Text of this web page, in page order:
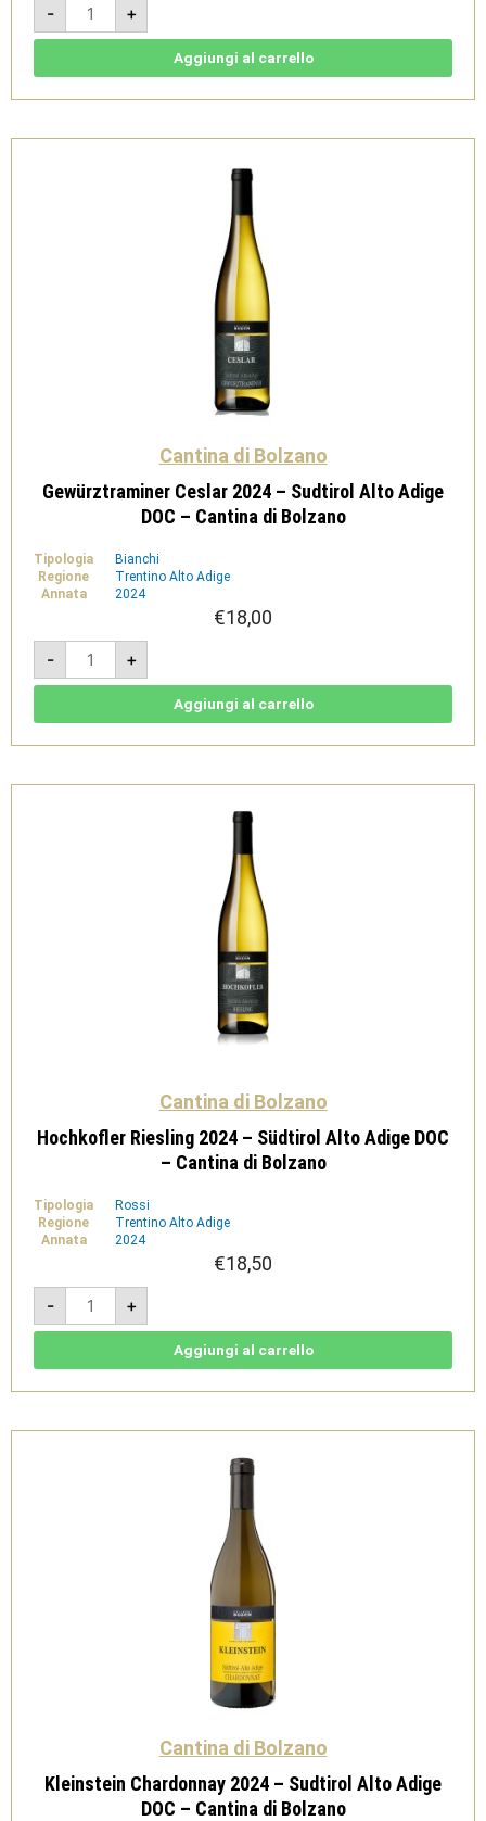
-
rosé
-
Sudtirol
-
Bolzano
+
Aggiungi al carrello
Cantina di Bolzano
Gewürztraminer Ceslar 2024 – Sudtirol Alto Adige
DOC – Cantina di Bolzano
Tipologia
Bianchi
Regione
Trentino Alto Adige
Annata
2024
€18,00
-
Gewürztraminer
Ceslar
2024
-
DOC
di
+
Aggiungi al carrello
Cantina di Bolzano
Hochkofler Riesling 2024 – Südtirol Alto Adige DOC
– Cantina di Bolzano
Tipologia
Rossi
Regione
Trentino Alto Adige
Annata
2024
€18,50
-
Hochkofler
Riesling
2024
-
DOC
di
+
Aggiungi al carrello
Cantina di Bolzano
Kleinstein Chardonnay 2024 – Sudtirol Alto Adige
DOC – Cantina di Bolzano